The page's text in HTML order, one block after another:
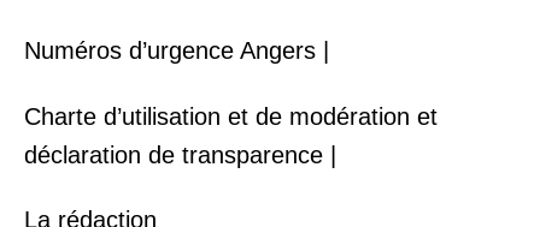
Numéros d’urgence Angers |
Charte d’utilisation et de modération et
déclaration de transparence |
La rédaction